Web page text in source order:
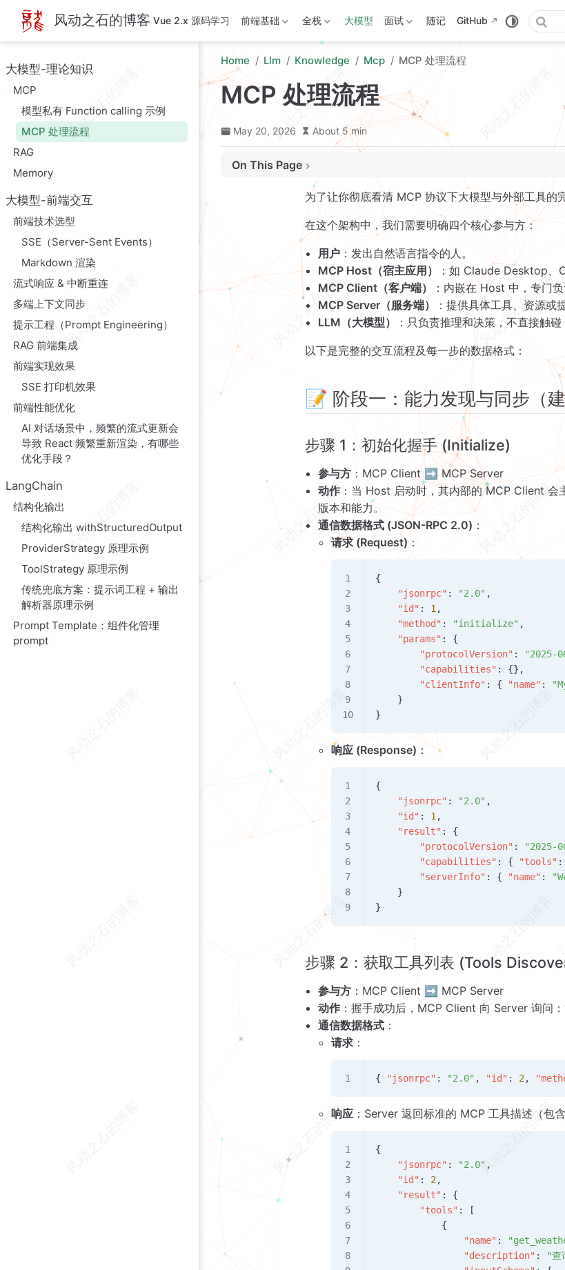
Skip to main content
风动之石的博客 Vue 2.x 源码学习 前端基础 全栈 大模型 面试 随记 GitHub
大模型-理论知识
MCP
模型私有 Function calling 示例
MCP 处理流程
RAG
Memory
大模型-前端交互
前端技术选型
SSE（Server-Sent Events）
Markdown 渲染
流式响应 & 中断重连
多端上下文同步
提示工程（Prompt Engineering）
RAG 前端集成
前端实现效果
SSE 打印机效果
前端性能优化
AI 对话场景中，频繁的流式更新会
导致 React 频繁重新渲染，有哪些
优化手段？
LangChain
结构化输出
结构化输出 withStructuredOutput
ProviderStrategy 原理示例
ToolStrategy 原理示例
传统兜底方案：提示词工程 + 输出
解析器原理示例
Prompt Template：组件化管理
prompt
Home Llm Knowledge Mcp MCP 处理流程
MCP 处理流程
May 20, 2026 About 5 min
On This Page
📝 阶段一：能力发现与同步（建立连接）
步骤 1：初始化握手 (Initialize)
步骤 2：获取工具列表 (Tools Discovery)
🔄 阶段二：格式转换与大模型推理
步骤 3：格式转换与注入上下文 (Translation & Injection)
步骤 4：大模型推理与决策 (Reasoning)
⚙️ 阶段三：工具执行与结果反馈
步骤 5：解析响应并触发工具调用 (Tool Execution)
步骤 6：结果回填与最终生成 (Result Feedback & Final Generation)
为了让你彻底看清 MCP 协议下大模型与外部工具的
在这个架构中，我们需要明确四个核心参与方：
用户 ：发出自然语言指令的人。
MCP Host（宿主应用）
：如 Claude Desktop、
MCP Client（客户端）
：内嵌在 Host 中，专门
MCP Server（服务端）
：提供具体工具、资源或
LLM（大模型）
：只负责推理和决策，不直接触碰
以下是完整的交互流程及每一步的数据格式：
📝 阶段一：能力发现与同步（建
步骤 1：初始化握手 (Initialize)
参与方 ：MCP Client ➡️ MCP Server
动作：当 Host 启动时，其内部的 MCP Client 会
版本和能力。
通信数据格式 (JSON-RPC 2.0) ：
请求 (Request) ：
{
    "jsonrpc"
: "2.0" ,
    "id"
: 1 ,
    "method"
: "initialize" ,
    "params"
: {
        "protocolVersion"
: "2025-
        "capabilities"
: {},
        "clientInfo"
: { "name" :
    }
}
响应 (Response) ：
{
    "jsonrpc"
: "2.0" ,
    "id"
: 1 ,
    "result"
: {
        "protocolVersion"
: "2025-
        "capabilities"
: { "tools"
        "serverInfo"
: { "name" :
    }
}
步骤 2：获取工具列表 (Tools
参与方 ：MCP Client ➡️ MCP Server
动作 ：握手成功后，MCP Client 向 Server 询问
通信数据格式 ：
请求 ：
{ "jsonrpc" : "2.0" , "id" : 2,
响应 ：Server 返回标准的 MCP 工具描述（包含
{
    "jsonrpc"
: "2.0" ,
    "id"
: 2,
    "result"
: {
        "tools"
: [
            {
                "name"
:
                "description"
: "查